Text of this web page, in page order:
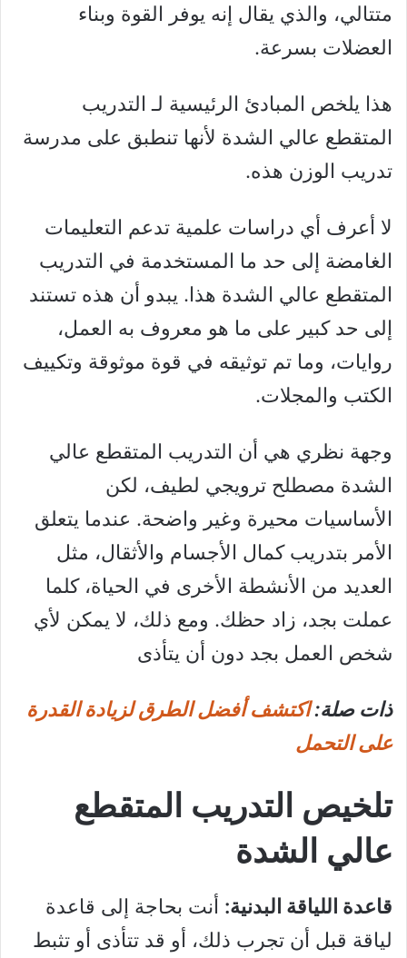
متتالي، والذي يقال إنه يوفر القوة وبناء
العضلات بسرعة.
هذا يلخص المبادئ الرئيسية لـ التدريب
المتقطع عالي الشدة لأنها تنطبق على مدرسة
تدريب الوزن هذه.
لا أعرف أي دراسات علمية تدعم التعليمات
الغامضة إلى حد ما المستخدمة في التدريب
المتقطع عالي الشدة هذا. يبدو أن هذه تستند
إلى حد كبير على ما هو معروف به العمل،
روايات، وما تم توثيقه في قوة موثوقة وتكييف
الكتب والمجلات.
وجهة نظري هي أن التدريب المتقطع عالي
الشدة مصطلح ترويجي لطيف، لكن
الأساسيات محيرة وغير واضحة. عندما يتعلق
الأمر بتدريب كمال الأجسام والأثقال، مثل
العديد من الأنشطة الأخرى في الحياة، كلما
عملت بجد، زاد حظك. ومع ذلك، لا يمكن لأي
شخص العمل بجد دون أن يتأذى
ذات صلة:اكتشف أفضل الطرق لزيادة القدرة
على التحمل
تلخيص التدريب المتقطع
عالي الشدة
قاعدة اللياقة البدنية: أنت بحاجة إلى قاعدة
لياقة قبل أن تجرب ذلك، أو قد تتأذى أو تثبط